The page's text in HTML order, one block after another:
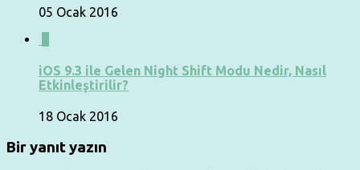
05 Ocak 2016
iOS 9.3 ile Gelen Night Shift Modu Nedir, Nasıl
Etkinleştirilir?
18 Ocak 2016
Bir yanıt yazın